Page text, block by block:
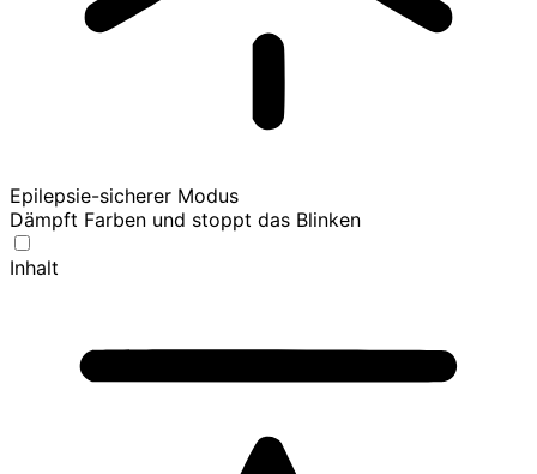
Epilepsie-sicherer Modus
Dämpft Farben und stoppt das Blinken
Inhalt